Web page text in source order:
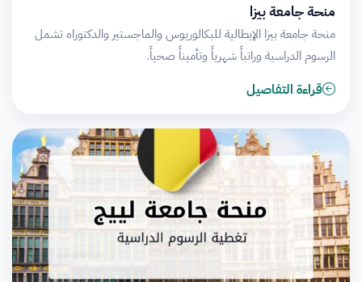
منحة جامعة بيزا
منحة جامعة بيزا الإيطالية للبكالوريوس والماجستير والدكتوراه تشمل
الرسوم الدراسية وراتباً شهرياً وتأميناً صحياً.
قراءة التفاصيل